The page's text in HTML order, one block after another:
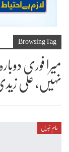
Browsing Tag
میرا فوری
نہیں، علی
عام خبریں